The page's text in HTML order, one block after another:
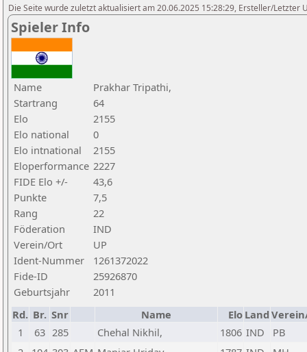
Die Seite wurde zuletzt aktualisiert am 20.06.2025 15:28:29, Ersteller/Letzter
Spieler Info
Name
Prakhar Tripathi,
Startrang
64
Elo
2155
Elo national
0
Elo intnational
2155
Eloperformance 2227
FIDE Elo +/-
43,6
Punkte
7,5
Rang
22
Föderation
IND
Verein/Ort
UP
Ident-Nummer
1261372022
Fide-ID
25926870
Geburtsjahr
2011
Rd. Br. Snr Name Elo Land
1
63 285 Chehal Nikhil, 1806 IND
PB